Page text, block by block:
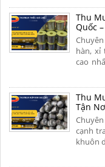
Thu
Quốc
hàn, xỉ
cao
miễn
hôm
Thu
Tận
cạnh
khuôn
hỏng